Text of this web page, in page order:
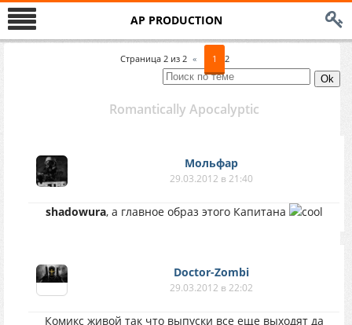
AP PRODUCTION
Страница 2 из 2 « 1 2
Romantically Apocalyptic
Мольфар
29.03.2012 в 21:40
shadowura, а главное образ этого Капитана
Doctor-Zombi
29.03.2012 в 22:02
Комикс живой так что выпуски все еще выходят да